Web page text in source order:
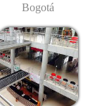
Bogotá